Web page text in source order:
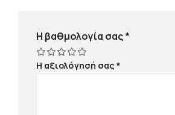
Η βαθμολογία σας*
Η αξιολόγησή σας*